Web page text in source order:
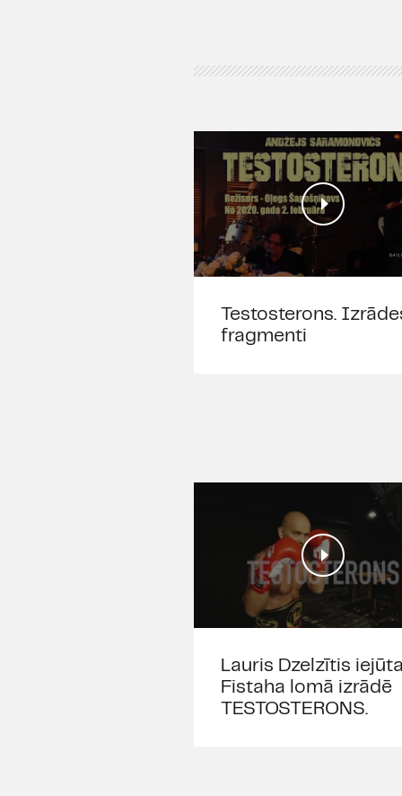
Testosterons.
fragmenti
Lauris Dzelzītis
Fistaha lomā izrādē
TESTOSTERONS.